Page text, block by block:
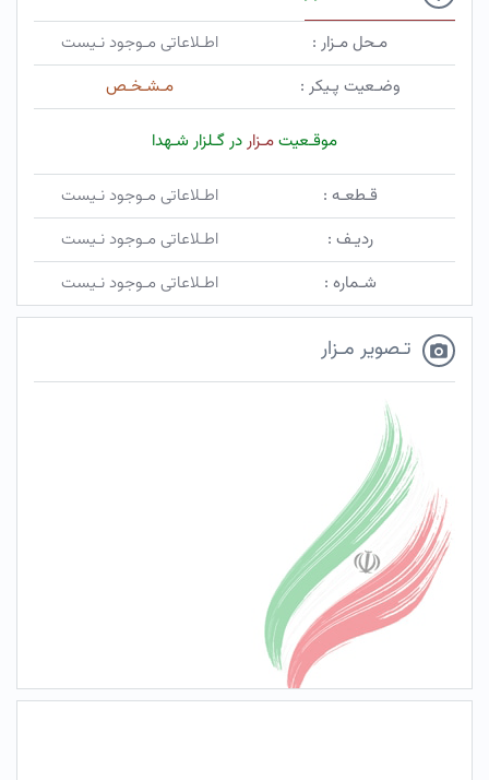
مـحل مـزار :
اطـلاعاتی مـوجود نـیست
وضـعیت پـیکر :
مـشـخـص
موقـعیتمـزاردر گـلزار شـهدا
قـطعـه :
اطـلاعاتی مـوجود نـیست
ردیـف :
اطـلاعاتی مـوجود نـیست
شـماره :
اطـلاعاتی مـوجود نـیست
تـصویر مـزار